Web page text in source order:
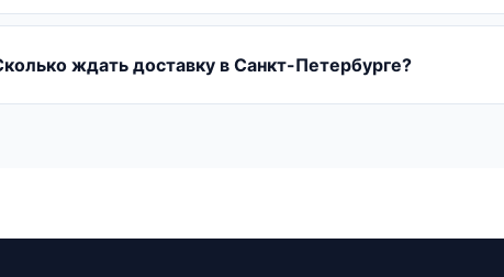
ждать доставку в Санкт-Петербурге?